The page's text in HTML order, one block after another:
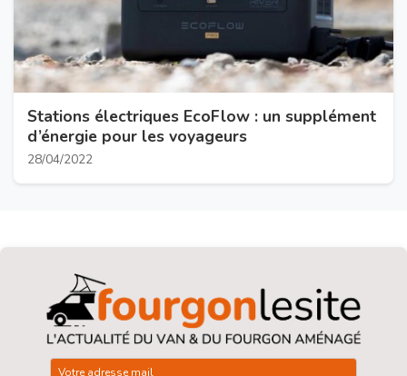
Stations électriques EcoFlow : un supplément
d’énergie pour les voyageurs
28/04/2022